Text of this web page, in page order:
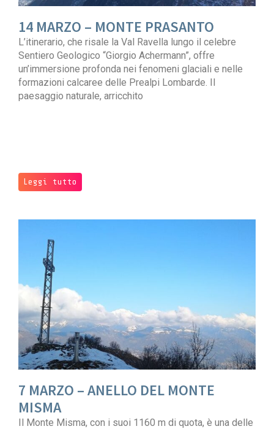
14 MARZO – MONTE PRASANTO
L’itinerario, che risale la Val Ravella lungo il celebre
Sentiero Geologico “Giorgio Achermann”, offre
un’immersione profonda nei fenomeni glaciali e nelle
formazioni calcaree delle Prealpi Lombarde. Il
paesaggio naturale, arricchito
Leggi tutto
7 MARZO – ANELLO DEL MONTE
MISMA
Il Monte Misma, con i suoi 1160 m di quota, è una delle